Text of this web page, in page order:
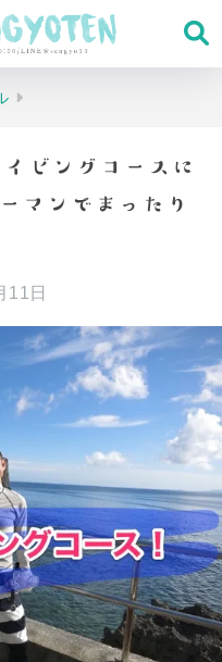
ビングコースに
マンでまったり
11日